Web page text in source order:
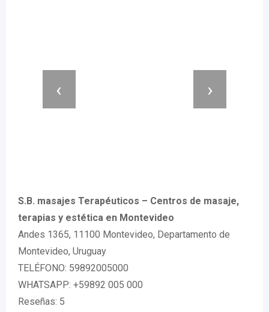
‹ ›
S.B. masajes Terapéuticos – Centros de masaje,
terapias y estética en Montevideo
Andes 1365, 11100 Montevideo, Departamento de
Montevideo, Uruguay
TELÉFONO: 59892005000
WHATSAPP: +59892 005 000
Reseñas: 5